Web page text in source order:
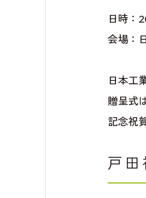
日時：
会場：
日本工
贈呈式
記念祝
戸